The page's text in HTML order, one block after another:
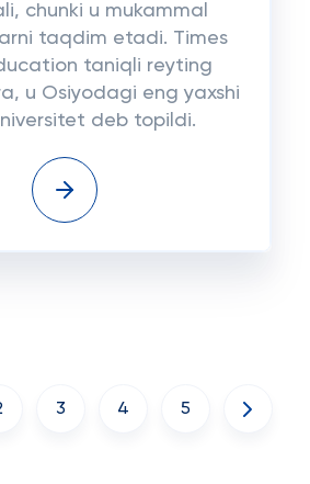
chunki u mukammal
taqdim etadi. Times
taniqli reyting
u Osiyodagi eng yaxshi
deb topildi.
3 4 5